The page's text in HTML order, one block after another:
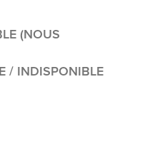
(NOUS
/ INDISPONIBLE